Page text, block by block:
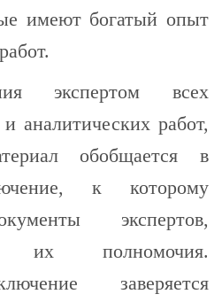
имеют богатый опыт
экспертом всех
и аналитических работ,
обобщается в
к которому
экспертов,
их полномочия.
заверяется